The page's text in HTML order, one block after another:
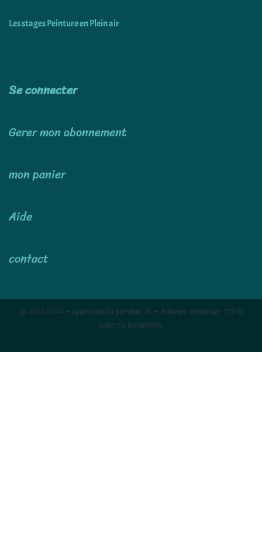
Les stages Peinture en Plein air
Se connecter
Gerer mon abonnement
mon panier
Aide
contact
@ 2016-2024 – Apprendre la peinture .fr – Editions Almeisan TOUS
DROITS RESERVES